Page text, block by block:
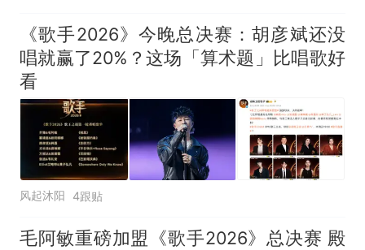
《歌手2026》今晚总决赛：胡彦斌还没
唱就赢了20%？这场「算术题」比唱歌好
看
风起沐阳 4跟贴
毛阿敏重磅加盟《歌手2026》总决赛 殿